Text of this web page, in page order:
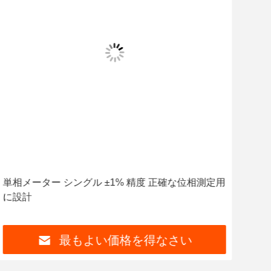
単相メーター シングル ±1% 精度 正確な位相測定用
に設計
最もよい価格を得なさい